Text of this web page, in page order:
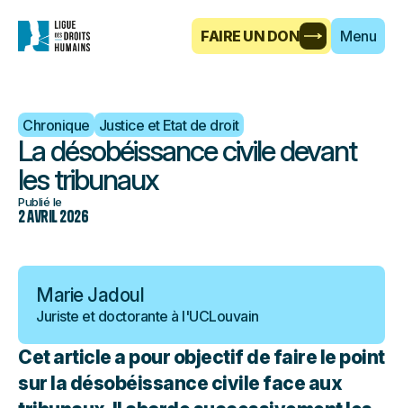
FAIRE UN DON Menu
Chronique Justice et Etat de droit
La désobéissance civile devant
les tribunaux
Publié le
2 avril 2026
Marie Jadoul
Juriste et doctorante à l'UCLouvain
Cet article a pour objectif de faire le point
sur la désobéissance civile face aux